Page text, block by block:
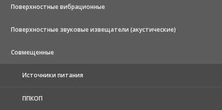
Поверхностные вибрационные
Поверхностные звуковые извещатели (акустические)
Совмещенные
Источники питания
ППКОП